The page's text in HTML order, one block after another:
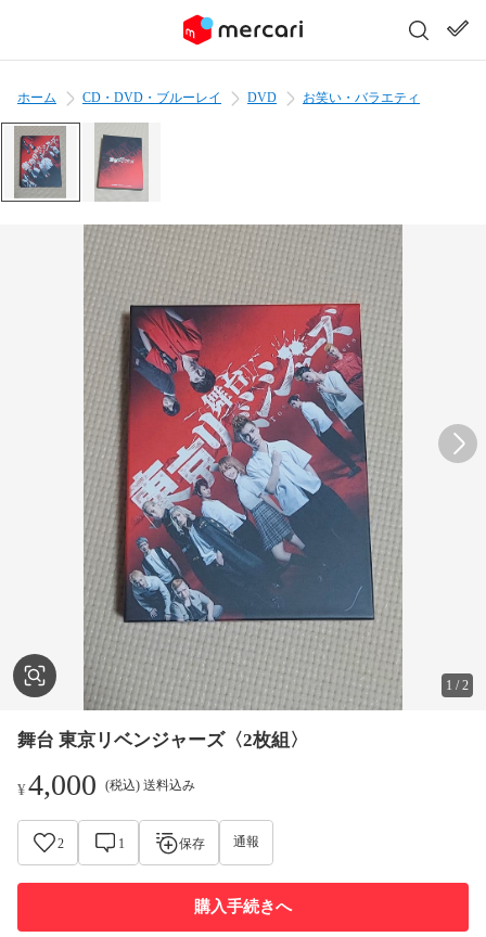
ホーム CD・DVD・ブルーレイ DVD お笑い・バラエティ
1 /2
舞台 東京リベンジャーズ〈2枚組〉
¥4,000 (税込) 送料込み
2 1 保存 通報
購入手続きへ